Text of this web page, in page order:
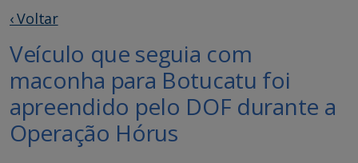
‹ Voltar
Veículo que seguia com
maconha para Botucatu foi
apreendido pelo DOF durante a
Operação Hórus